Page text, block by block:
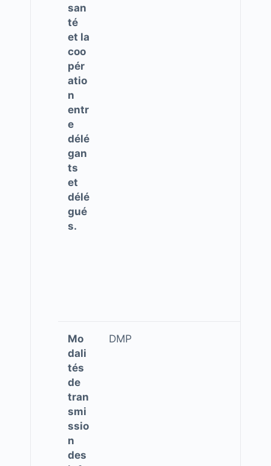
san
té
et la
coo
pér
atio
n
entr
e
délé
gan
ts
et
délé
gué
s.
Mo
dali
tés
de
tran
smi
ssio
n
des
DMP